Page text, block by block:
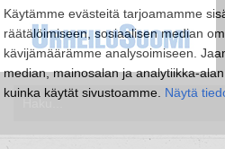
Käytämme evästeitä tarjoamamme
räätälöimiseen, sosiaalisen median
kävijämäärämme analysoimiseen.
median, mainosalan ja analytiikka-
kuinka käytät sivustoamme. Näytä